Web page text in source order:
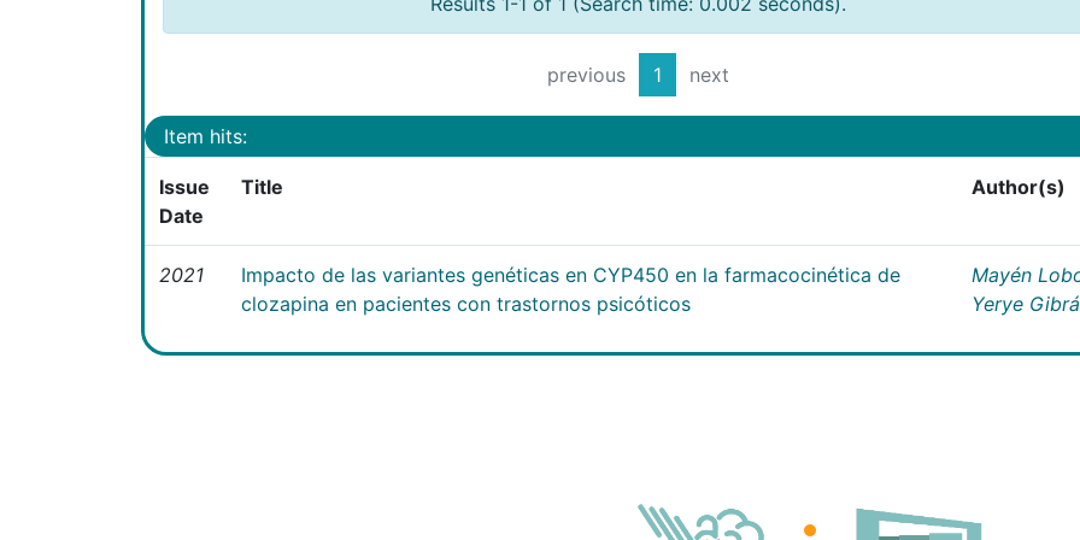
previous 1 next
Item hits:
Issue
Date
Title Author(s)
2021
Impacto de las variantes genéticas en CYP450 en la farmacocinética de
clozapina en pacientes con trastornos psicóticos
Mayén
Yerye